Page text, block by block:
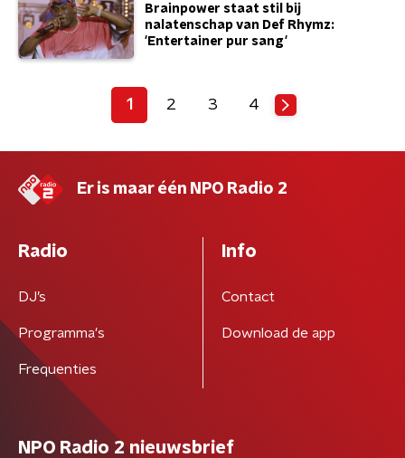
Brainpower staat stil bij
nalatenschap van Def Rhymz:
'Entertainer pur sang'
1 2 3 4
Er is maar één NPO Radio 2
Radio
DJ’s
Programma's
Frequenties
Info
Contact
Download de app
NPO Radio 2 nieuwsbrief